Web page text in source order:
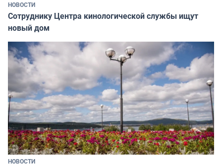
НОВОСТИ
Сотруднику Центра кинологической службы ищут
новый дом
НОВОСТИ